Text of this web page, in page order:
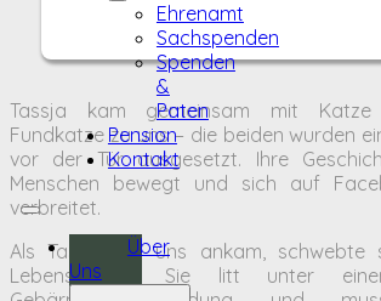
Ehrenamt
Sachspenden
Spenden
&
Paten
Pension
Kontakt
Über
Uns
Tassja kam gemeinsam mit
Fundkatze zu uns – die beiden wurden
vor der Tür ausgesetzt. Ihre
Menschen bewegt und sich auf
verbreitet.
Als Tassja bei uns ankam, schwebte
Lebensgefahr: Sie litt unter